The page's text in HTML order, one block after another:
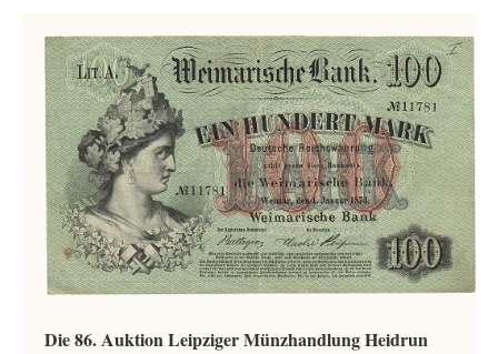
Die 86. Auktion Leipziger Münzhandlung Heidrun